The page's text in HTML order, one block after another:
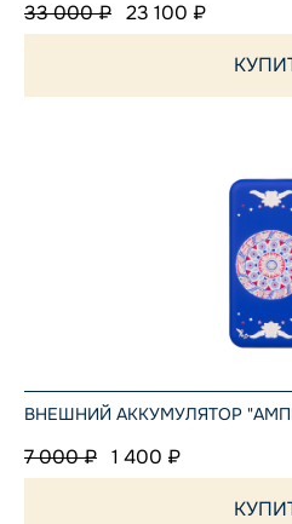
33 000 ₽ 23 100 ₽
ВНЕШНИЙ АККУМУЛЯТОР
7 000 ₽ 1 400 ₽